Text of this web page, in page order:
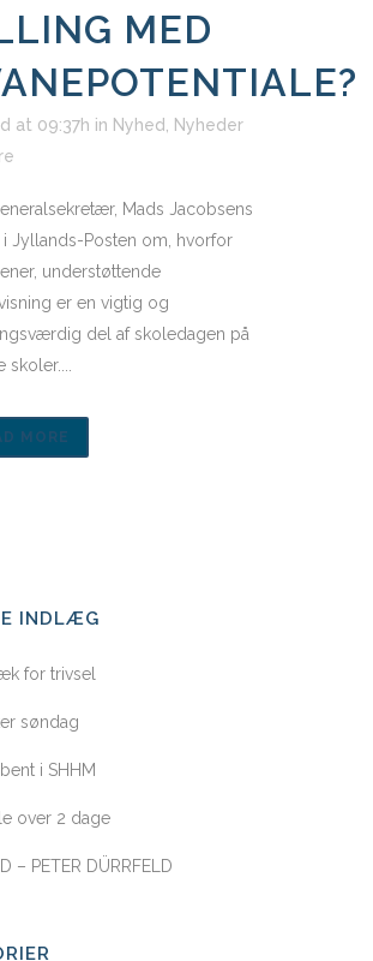
MED
at 09:37h in Nyhed
Nyheder
Mads Jacobsens
i Jyllands-Posten om, hvorfor
understøttende
er en vigtig og
del af skoledagen på
skoler....
MORE
INDLÆG
for trivsel
søndag
i SHHM
over 2 dage
– PETER DÜRRFELD